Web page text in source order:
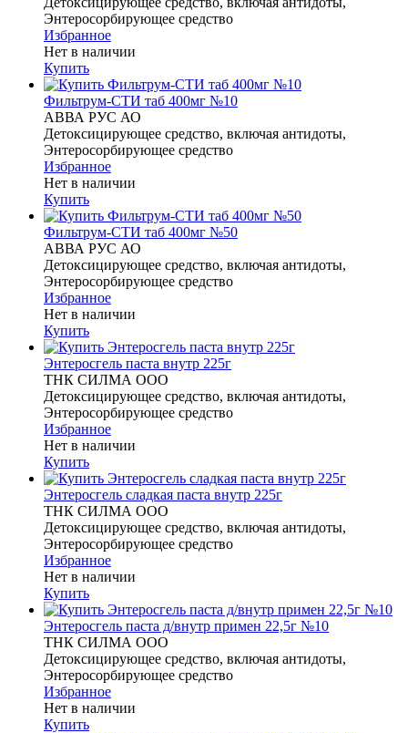
Энтеросорбирующее средство
Избранное
Нет в наличии
Купить
Фильтрум-СТИ таб 400мг №10
АВВА РУС АО
Детоксицирующее средство, включая антидоты,
Энтеросорбирующее средство
Избранное
Нет в наличии
Купить
Фильтрум-СТИ таб 400мг №50
АВВА РУС АО
Детоксицирующее средство, включая антидоты,
Энтеросорбирующее средство
Избранное
Нет в наличии
Купить
Энтеросгель паста внутр 225г
ТНК СИЛМА ООО
Детоксицирующее средство, включая антидоты,
Энтеросорбирующее средство
Избранное
Нет в наличии
Купить
Энтеросгель сладкая паста внутр 225г
ТНК СИЛМА ООО
Детоксицирующее средство, включая антидоты,
Энтеросорбирующее средство
Избранное
Нет в наличии
Купить
Энтеросгель паста д/внутр примен 22,5г №10
ТНК СИЛМА ООО
Детоксицирующее средство, включая антидоты,
Энтеросорбирующее средство
Избранное
Нет в наличии
Купить